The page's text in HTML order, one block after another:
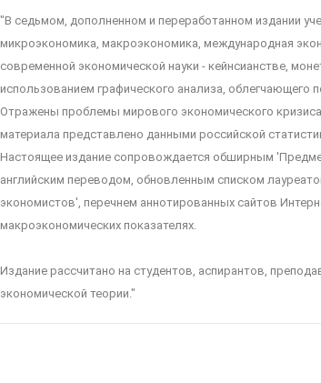
"В седьмом, дополненном и переработанном издании
микроэкономика, макроэкономика, международная
современной экономической науки - кейнсианстве,
использованием графического анализа, облегчающего
Отражены проблемы мирового экономического
материала представлено данными российской
Настоящее издание сопровождается обширным
английским переводом, обновленным списком
экономистов', перечнем аннотированных сайтов
макроэкономических показателях.
Издание рассчитано на студентов, аспирантов,
экономической теории."